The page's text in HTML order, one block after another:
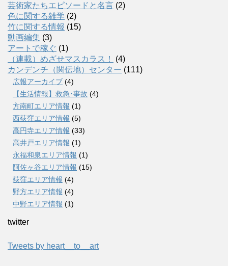
芸術家たちエピソードと名言 (2)
色に関する雑学 (2)
竹に関する情報 (15)
動画編集 (3)
アートで稼ぐ (1)
（連載）めざせマスカラス！
(4)
カンデンチ（関伝地）センター (111)
広報アーカイブ (4)
【生活情報】救急･事故 (4)
方南町エリア情報 (1)
西荻窪エリア情報 (5)
高円寺エリア情報 (33)
高井戸エリア情報 (1)
永福和泉エリア情報 (1)
阿佐ヶ谷エリア情報 (15)
荻窪エリア情報 (4)
野方エリア情報 (4)
中野エリア情報 (1)
twitter
Tweets by heart__to__art